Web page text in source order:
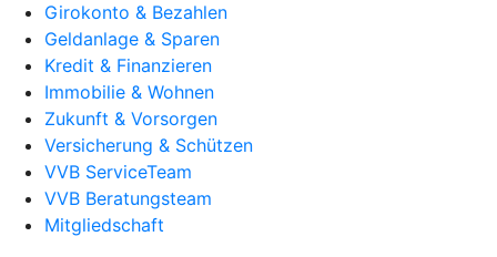
Girokonto & Bezahlen
Geldanlage & Sparen
Kredit & Finanzieren
Immobilie & Wohnen
Zukunft & Vorsorgen
Versicherung & Schützen
VVB ServiceTeam
VVB Beratungsteam
Mitgliedschaft